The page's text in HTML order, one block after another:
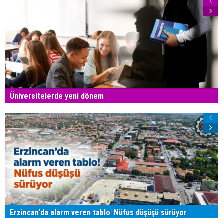
Üniversitelerde yeni dönem
Erzincan'da alarm veren tablo! Nüfus düşüşü sürüyor